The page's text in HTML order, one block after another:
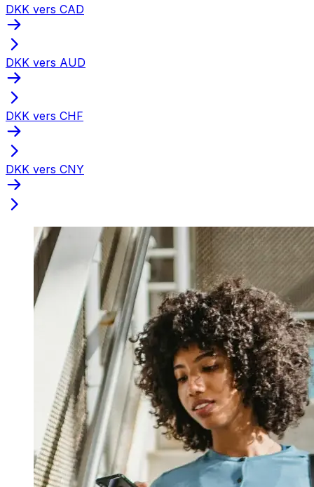
DKK vers CAD
DKK vers AUD
DKK vers CHF
DKK vers CNY